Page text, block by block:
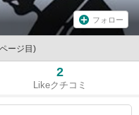
フォロー
ージ目)
2
Likeクチコミ